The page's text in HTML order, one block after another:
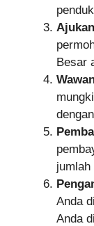
Besar
Anda
Anda